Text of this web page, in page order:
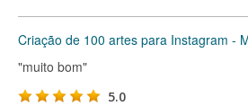
Criação de 100 artes para Instagram -
"muito bom"
5.0